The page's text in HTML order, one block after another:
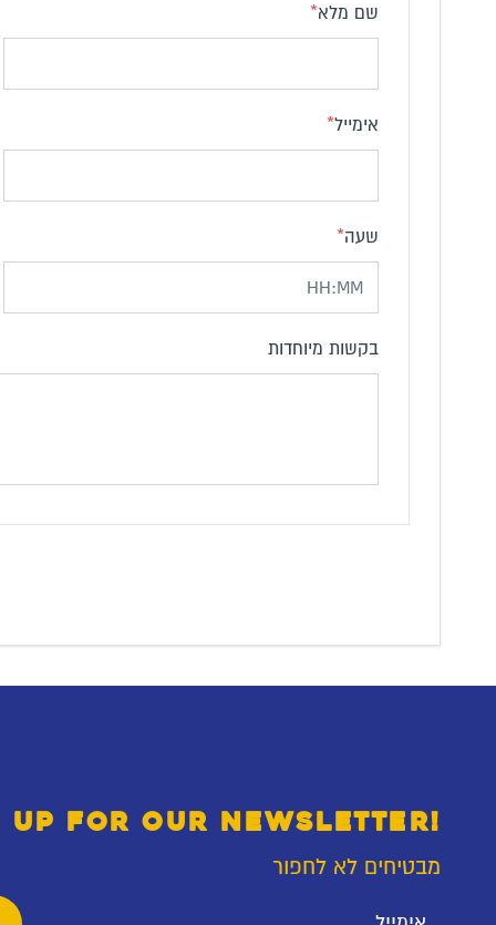
שם מלא*
אימייל*
שעה*
בקשות מיוחדות
UP FOR OUR NEWSLETTER!
מבטיחים לא לחפור